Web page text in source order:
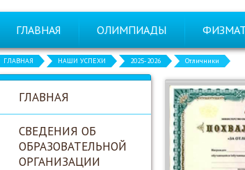
ГЛАВНАЯ ОЛИМПИАДЫ ФИЗМАТ
ГЛАВНАЯ НАШИ УСПЕХИ 2025-2026 Отличники
ГЛАВНАЯ
СВЕДЕНИЯ ОБ
ОБРАЗОВАТЕЛЬНОЙ
ОРГАНИЗАЦИИ